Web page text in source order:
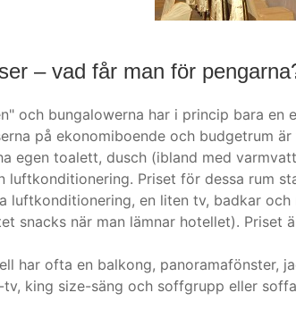
– vad får man för
och bungalowerna har i princip bara en
på ekonomiboende och budgetrum
egen toalett, dusch (ibland med
luftkonditionering. Priset för dessa rum
luftkonditionering, en liten tv, badkar
snacks när man lämnar hotellet). Priset
har ofta en balkong, panoramafönster,
king size-säng och soffgrupp eller